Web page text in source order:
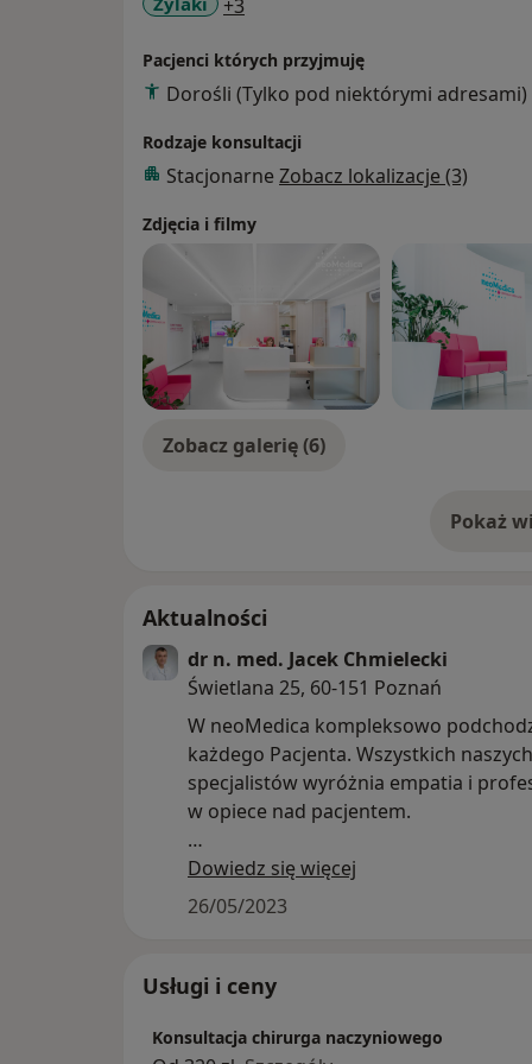
a) Chirurgii naczyniowej:
żylny
- operacje układu żylnego – tradycyjne i
b) Chirurgii ogólnej w technice tradycyjnej
- usunięcie pęcherzyka żółciowego
- usunięcie jelita grubego
- usuwanie tarczycy
+3
Pacjenci których przyjmuję
Dorośli (Tylko pod niektórymi adresami)
Rodzaje konsultacji
Stacjonarne Zobacz lokalizacje (3)
Zdjęcia i filmy
Zobacz galerię (6)
Pokaż o
Aktualności
dr n. med. Jacek Chmielecki
Świetlana 25, 60-151 Poznań
W neoMedica kompleksowo
każdego Pacjenta. Wszystkich naszych
specjalistów wyróżnia empatia i
w opiece nad pacjentem.
W Centrum Medycznym neoMedica w
w ramach chirurgii naczyniowej
jak żylaki lub zakrzepice. Jeśli będą
zaproponować podczas wizyty
Dowiedz się więcej
26/05/2023
Usługi i ceny
Konsultacja chirurga naczyniowego